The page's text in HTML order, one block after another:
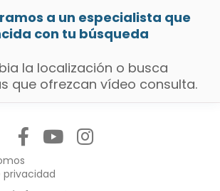
a un especialista que
con tu búsqueda
la localización o busca
que ofrezcan vídeo consulta.
privacidad